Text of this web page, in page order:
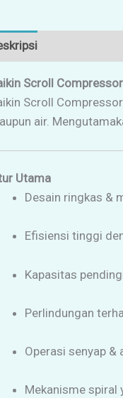
Scroll
Scroll
air.
Utama
Desain ringkas &
Efisiensi tinggi
Kapasitas
Perlindungan
Operasi senyap &
Mekanisme spiral